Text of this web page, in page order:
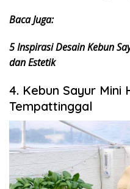
Baca Juga:
5 Inspirasi Desain Kebun
dan Estetik
4. Kebun Sayur Mini
Tempattinggal